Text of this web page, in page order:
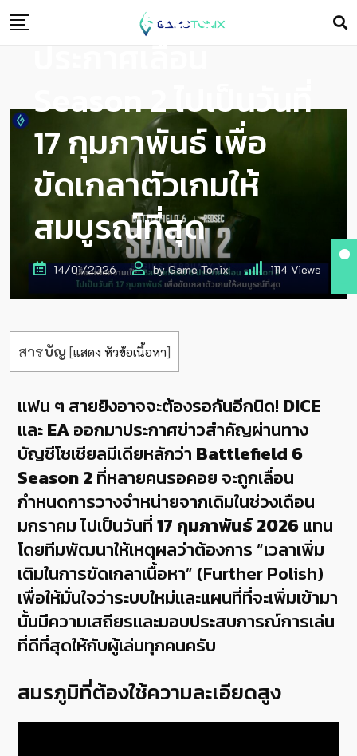
Battlefield 6
Season 2 ไปเป็นวันที่
17 กุมภาพันธ์ เพื่อ
ขัดเกลาตัวเกมให้
สมบูรณ์ที่สุด
14/01/2026 byGame Tonix 1114 Views
สารบัญ [แสดง หัวข้อเนื้อหา]
แฟน ๆ สายยิงอาจจะต้องรอกันอีกนิด! DICE
และEAออกมาประกาศข่าวสำคัญผ่านทาง
บัญชีโซเชียลมีเดียหลักว่า Battlefield 6
Season 2ที่หลายคนรอคอย จะถูกเลื่อน
กำหนดการวางจำหน่ายจากเดิมในช่วงเดือน
มกราคม ไปเป็นวันที่17 กุมภาพันธ์ 2026แทน
โดยทีมพัฒนาให้เหตุผลว่าต้องการ “เวลาเพิ่ม
เติมในการขัดเกลาเนื้อหา” (Further Polish)
เพื่อให้มั่นใจว่าระบบใหม่และแผนที่ที่จะเพิ่มเข้ามา
นั้นมีความเสถียรและมอบประสบการณ์การเล่น
ที่ดีที่สุดให้กับผู้เล่นทุกคนครับ
สมรภูมิที่ต้องใช้ความละเอียดสูง